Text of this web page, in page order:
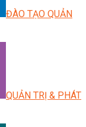
ĐÀO TẠO QUẢN
QUẢN TRỊ & PHÁT